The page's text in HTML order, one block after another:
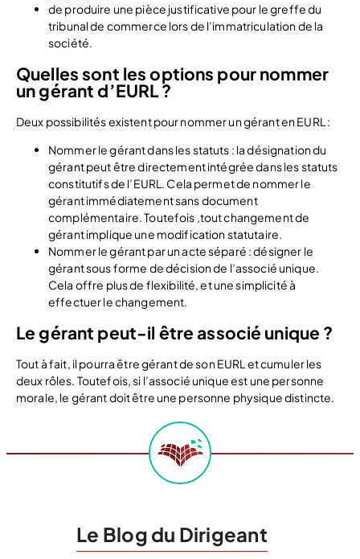
de produire une pièce justificative pour le greffe du
tribunal de commerce lors de l’immatriculation de la
société.
Quelles sont les options pour nommer
un gérant d’EURL ?
Deux possibilités existent pour nommer un gérant en EURL :
Nommer le gérant dans les statuts : la désignation du
gérant peut être directement intégrée dans les statuts
constitutifs de l’EURL. Cela permet de nommer le
gérant immédiatement sans document
complémentaire. Toutefois ,tout changement de
gérant implique une modification statutaire.
Nommer le gérant par un acte séparé : désigner le
gérant sous forme de décision de l’associé unique.
Cela offre plus de flexibilité, et une simplicité à
effectuer le changement.
Le gérant peut-il être associé unique ?
Tout à fait, il pourra être gérant de son EURL et cumuler les
deux rôles. Toutefois, si l’associé unique est une personne
morale, le gérant doit être une personne physique distincte.
Le Blog du Dirigeant